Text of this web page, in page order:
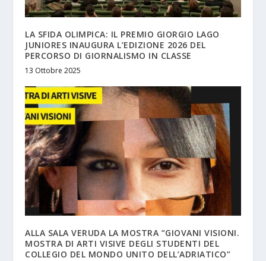
LA SFIDA OLIMPICA: IL PREMIO GIORGIO LAGO
JUNIORES INAUGURA L’EDIZIONE 2026 DEL
PERCORSO DI GIORNALISMO IN CLASSE
13 Ottobre 2025
ALLA SALA VERUDA LA MOSTRA “GIOVANI VISIONI.
MOSTRA DI ARTI VISIVE DEGLI STUDENTI DEL
COLLEGIO DEL MONDO UNITO DELL’ADRIATICO”